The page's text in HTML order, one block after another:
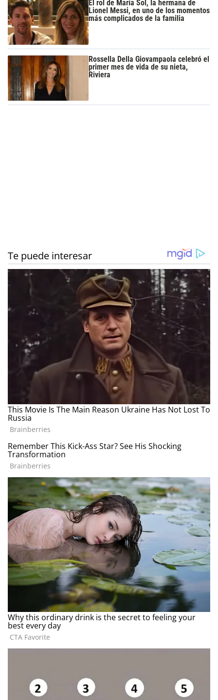
El rol de María Sol, la hermana de
Lionel Messi, en uno de los momentos
más complicados de la familia
Rossella Della Giovampaola celebró el
primer mes de vida de su nieta,
Riviera